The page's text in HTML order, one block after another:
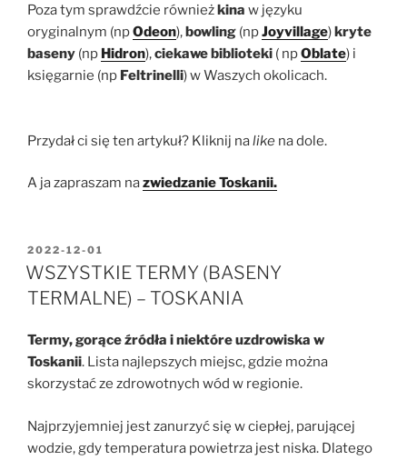
Poza tym sprawdźcie równieżkina w języku
oryginalnym (npOdeon),bowling (npJoyvillage)kryte
baseny (np Hidron),ciekawe biblioteki ( npOblate) i
księgarnie (np Feltrinelli) w Waszych okolicach.
Przydał ci się ten artykuł? Kliknij nalike na dole.
A ja zapraszam nazwiedzanie Toskanii.
OPUBLIKOWANE
W
2022-12-01
WSZYSTKIE TERMY (BASENY
TERMALNE) – TOSKANIA
Termy, gorące źródła i niektóre uzdrowiska w
Toskanii. Lista najlepszych miejsc, gdzie można
skorzystać ze zdrowotnych wód w regionie.
Najprzyjemniej jest zanurzyć się w ciepłej, parującej
wodzie, gdy temperatura powietrza jest niska. Dlatego